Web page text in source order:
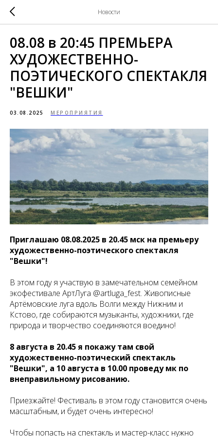
Новости
08.08 в 20:45 ПРЕМЬЕРА
ХУДОЖЕСТВЕННО-
ПОЭТИЧЕСКОГО СПЕКТАКЛЯ
"ВЕШКИ"
03.08.2025 МЕРОПРИЯТИЯ
Приглашаю 08.08.2025 в 20.45 мск на премьеру
художественно-поэтического спектакля
"Вешки"!
В этом году я участвую в замечательном семейном
экофестивале АртЛуга @artluga_fest. Живописные
Артёмовские луга вдоль Волги между Нижним и
Кстово, где собираются музыканты, художники, где
природа и творчество соединяются воедино!
8 августа в 20.45 я покажу там свой
художественно-поэтический спектакль
"Вешки", а 10 августа в 10.00 проведу мк по
внеправильному рисованию.
Приезжайте! Фестиваль в этом году становится очень
масштабным, и будет очень интересно!
Чтобы попасть на спектакль и мастер-класс нужно